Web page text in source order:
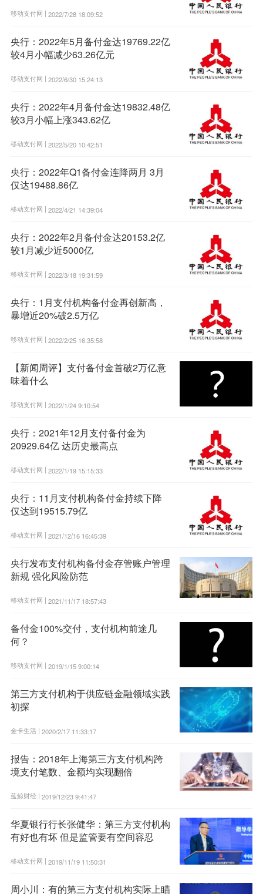
移动支付网 | 2022/7/28 18:09:52
央行：2022年5月备付金达19769.22亿
较4月小幅减少63.26亿元
移动支付网 | 2022/6/30 15:24:13
央行：2022年4月备付金达19832.48亿
较3月小幅上涨343.62亿
移动支付网 | 2022/5/20 10:42:51
央行：2022年Q1备付金连降两月 3月
仅达19488.86亿
移动支付网 | 2022/4/21 14:39:04
央行：2022年2月备付金达20153.2亿
较1月减少近5000亿
移动支付网 | 2022/3/18 19:31:59
央行：1月支付机构备付金再创新高，
暴增近20%破2.5万亿
移动支付网 | 2022/2/25 16:35:58
【新闻周评】支付备付金首破2万亿意
味着什么
移动支付网 | 2022/1/24 9:10:54
央行：2021年12月支付备付金为
20929.64亿 达历史最高点
移动支付网 | 2022/1/19 15:15:33
央行：11月支付机构备付金持续下降
仅达到19515.79亿
移动支付网 | 2021/12/16 16:45:39
央行发布支付机构备付金存管账户管理
新规 强化风险防范
移动支付网 | 2021/11/17 18:57:43
备付金100%交付，支付机构前途几
何？
移动支付网 | 2019/1/15 9:00:14
第三方支付机构于供应链金融领域实践
初探
金卡生活 | 2020/2/17 11:33:17
报告：2018年上海第三方支付机构跨
境支付笔数、金额均实现翻倍
蓝鲸财经 | 2019/12/23 9:41:47
华夏银行行长张健华：第三方支付机构
有好也有坏 但是监管要有空间容忍
移动支付网 | 2019/11/19 11:50:31
周小川：有的第三方支付机构实际上瞄